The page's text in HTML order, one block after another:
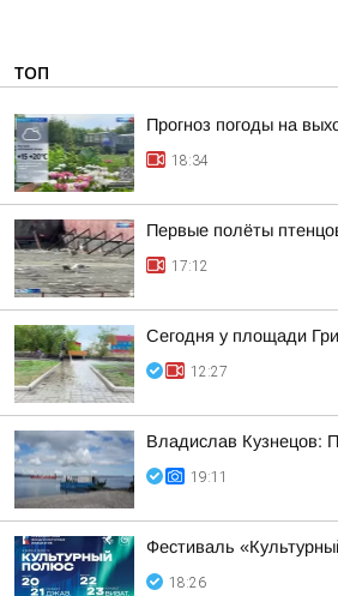
ТОП
Прогноз погоды на
18:34
Первые полёты
17:12
Сегодня у площади
12:27
Владислав Кузнецов:
19:11
Фестиваль
18:26